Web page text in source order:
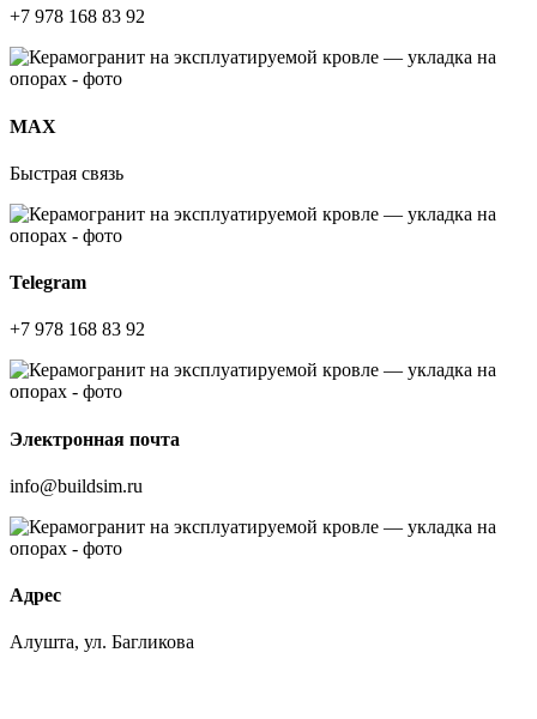
+7 978 168 83 92
МАХ
Быстрая связь
Telegram
+7 978 168 83 92
Электронная почта
info@buildsim.ru
Адрес
Алушта, ул. Багликова